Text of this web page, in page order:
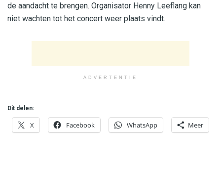
de aandacht te brengen. Organisator Henny Leeflang kan
niet wachten tot het concert weer plaats vindt.
ADVERTENTIE
Dit delen:
X Facebook WhatsApp Meer